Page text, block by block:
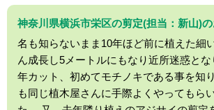
神奈川県横浜市栄区の剪定(担当：新山)
名も知らないまま10年ほど前に植えた細
ん成長し5メートルにもなり近所迷惑と
年カット、初めてモチノキである事を知
も同じ植木屋さんに手際よくやってもら